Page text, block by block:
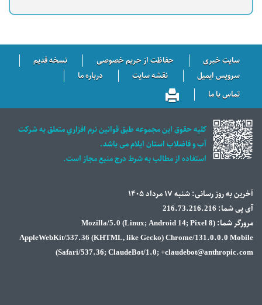
سایت خبری حفاظت از حریم خصوصی
نسخه قدیم
سرویس ایمیل
نقشه سایت
درباره ما
تماس با ما
كليه حقوق اين مجموعه طبق قوانين نرم افزاري متعلق به شركت
آب و فاضلاب استان ايلام می باشد.
استفاده از مطالب به شرط درج منبع مجاز است.
آخرین به روز رسانی: شنبه ۱۷ مرداد ۱۴۰۵
آی پی شما: 216.73.216.216
مرورگر شما: Mozilla/5.0 (Linux; Android 14; Pixel 8)
AppleWebKit/537.36 (KHTML, like Gecko) Chrome/131.0.0.0 Mobile
Safari/537.36; ClaudeBot/1.0; +claudebot@anthropic.com)